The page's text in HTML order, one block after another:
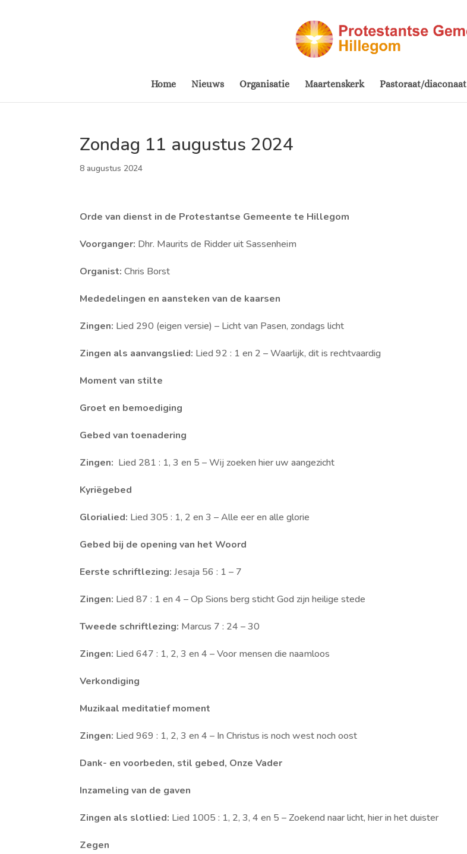
Home Nieuws Organisatie Maartenskerk Pastoraat/diaconaat
Zondag 11 augustus 2024
8 augustus 2024
Orde van dienst in de Protestantse Gemeente te Hillegom
Voorganger: Dhr. Maurits de Ridder uit Sassenheim
Organist:Chris Borst
Mededelingen en aansteken van de kaarsen
Zingen: Lied 290 (eigen versie) – Licht van Pasen, zondags licht
Zingen als aanvangslied: Lied 92 : 1 en 2 – Waarlijk, dit is rechtvaardig
Moment van stilte
Groet en bemoediging
Gebed van toenadering
Zingen: Lied 281 : 1, 3 en 5 – Wij zoeken hier uw aangezicht
Kyriëgebed
Glorialied: Lied 305 : 1, 2 en 3 – Alle eer en alle glorie
Gebed bij de opening van het Woord
Eerste schriftlezing: Jesaja 56 : 1 – 7
Zingen: Lied 87 : 1 en 4 – Op Sions berg sticht God zijn heilige stede
Tweede schriftlezing: Marcus 7 : 24 – 30
Zingen: Lied 647 : 1, 2, 3 en 4 – Voor mensen die naamloos
Verkondiging
Muzikaal meditatief moment
Zingen: Lied 969 : 1, 2, 3 en 4 – In Christus is noch west noch oost
Dank- en voorbeden, stil gebed, Onze Vader
Inzameling van de gaven
Zingen als slotlied: Lied 1005 : 1, 2, 3, 4 en 5 – Zoekend naar licht, hier in het duister
Zegen